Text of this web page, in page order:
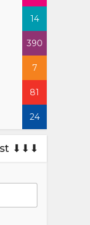
14
390
7
81
24
⬇︎⬇︎⬇︎